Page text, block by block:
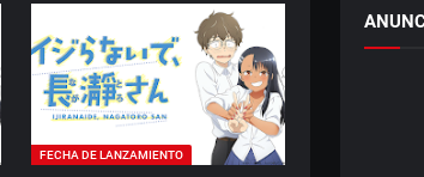
FECHA DE LANZAMIENTO